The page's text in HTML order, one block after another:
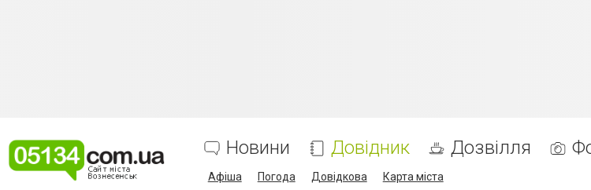
Новини Довідник Дозвілля
Афіша Погода Довідкова Карта міста